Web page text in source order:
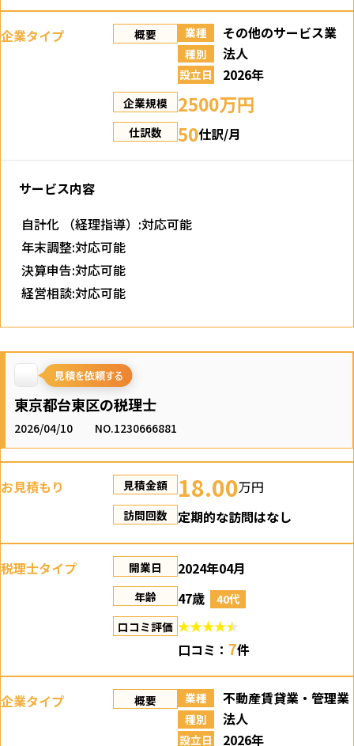
企業タイプ 概要 業種 その他のサービス業
種別 法人
設立日 2026年
企業規模 2500万円
仕訳数 50仕訳/月
サービス内容
自計化 （経理指導）:対応可能
年末調整:対応可能
決算申告:対応可能
経営相談:対応可能
東京都台東区の税理士
2026/04/10 NO.1230666881
お見積もり 見積金額 18.00万円
訪問回数 定期的な訪問はなし
税理士タイプ 開業日 2024年04月
年齢 47歳
40代
口コミ評価
口コミ： 7件
企業タイプ 概要 業種 不動産賃貸業・管理業
種別 法人
設立日 2026年